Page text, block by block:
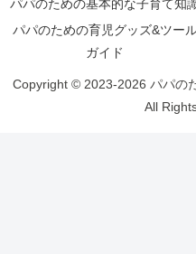
パパのための基本的な子育て知
パパのための育児グッズ&ツー
ガイド
Copyright © 2023-2026 パパの
All